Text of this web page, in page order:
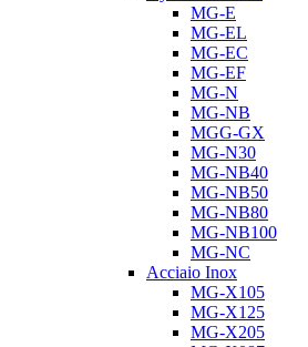
MG-E
MG-EL
MG-EC
MG-EF
MG-N
MG-NB
MGG-GX
MG-N30
MG-NB40
MG-NB50
MG-NB80
MG-NB100
MG-NC
Acciaio Inox
MG-X105
MG-X125
MG-X205